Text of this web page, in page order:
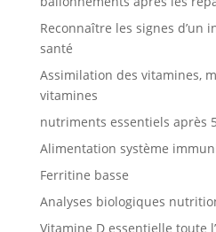
Reconnaître les signes d’un
santé
Assimilation des vitamines,
vitamines
nutriments essentiels après
Alimentation système
Ferritine basse
Analyses biologiques
Vitamine D essentielle toute